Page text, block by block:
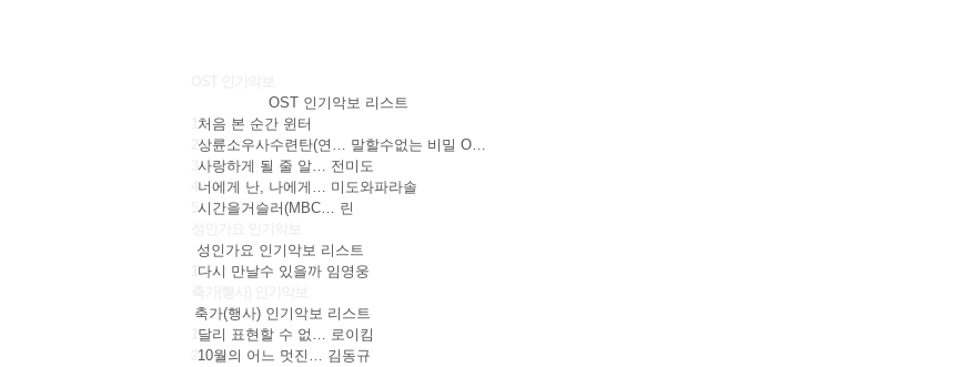
OST 인기악보 리스트
처음 본 순간 윈터
상륜소우사수련탄(연… 말할수없는 비밀 O…
사랑하게 될 줄 알… 전미도
너에게 난, 나에게… 미도와파라솔
시간을거슬러(MBC… 린
성인가요 인기악보 리스트
다시 만날수 있을까 임영웅
축가(행사) 인기악보 리스트
달리 표현할 수 없… 로이킴
10월의 어느 멋진… 김동규